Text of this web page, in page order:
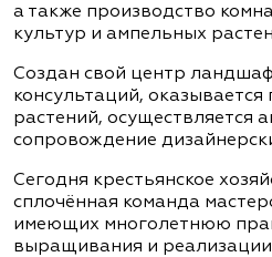
а также производство
культур и ампельных
Создан свой центр
консультаций,
растений, осуществляется
сопровождение
Сегодня крестьянское
сплочённая команда
имеющих многолетнюю
выращивания и реализации